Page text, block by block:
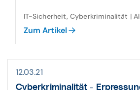
IT-Sicherheit, Cyberkriminalität |
Zum Artikel
12.03.21
Cyberkriminalität -